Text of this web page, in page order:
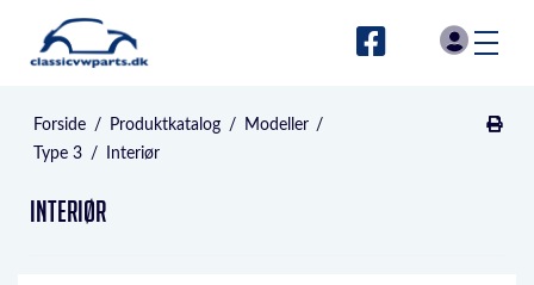
Forside / Produktkatalog / Modeller /
Type 3 / Interiør
Interiør